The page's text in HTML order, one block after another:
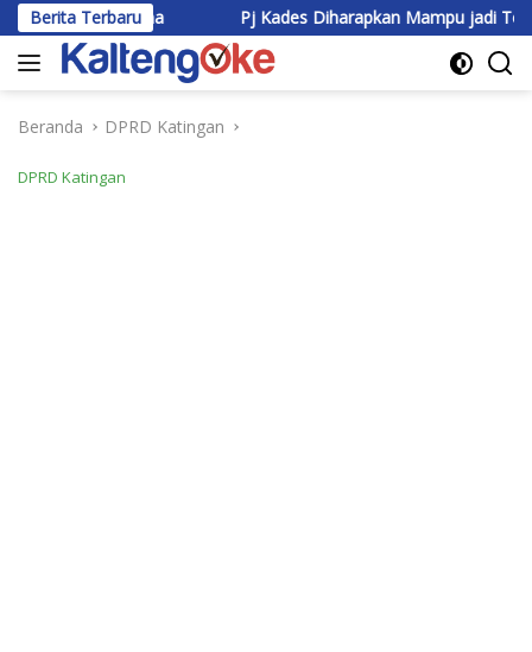
Langsung
ke
konten
Berita TerbaruPj Kades Diharapkan Mampu jadi Teladan dan Bawa
Beranda DPRD Katingan
DPRD Katingan